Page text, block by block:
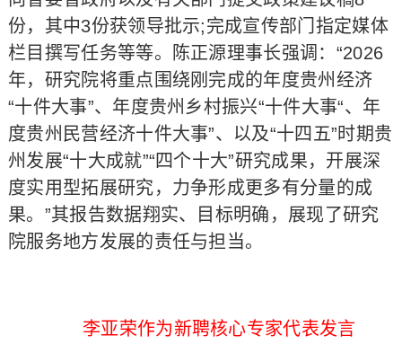
份，其中3份获领导批示;完成宣传部门指定媒体
栏目撰写任务等等。陈正源理事长强调：“2026
年，研究院将重点围绕刚完成的年度贵州经济
“十件大事”、年度贵州乡村振兴“十件大事“、年
度贵州民营经济十件大事”、以及“十四五”时期贵
州发展“十大成就”“四个十大”研究成果，开展深
度实用型拓展研究，力争形成更多有分量的成
果。”其报告数据翔实、目标明确，展现了研究
院服务地方发展的责任与担当。
李亚荣作为新聘核心专家代表发言